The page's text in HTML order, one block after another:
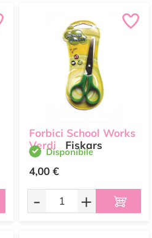
Forbici School Works
Verdi
Fiskars
Disponibile
4,00 €
- +